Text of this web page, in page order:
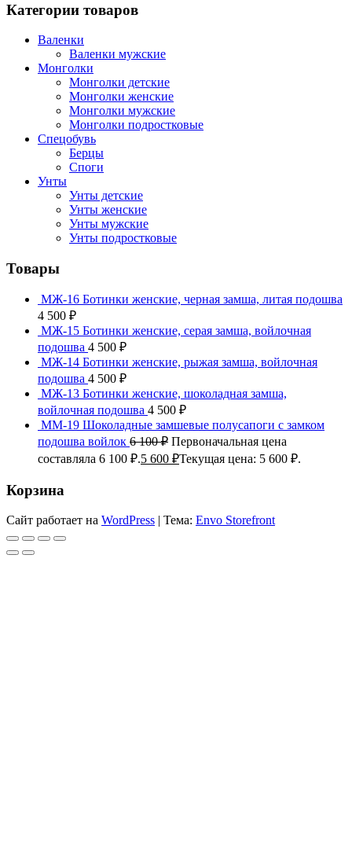
Категории товаров
Валенки
Валенки мужские
Монголки
Монголки детские
Монголки женские
Монголки мужские
Монголки подростковые
Спецобувь
Берцы
Споги
Унты
Унты детские
Унты женские
Унты мужские
Унты подростковые
Товары
МЖ-16 Ботинки женские, черная замша, литая подошва
4 500 ₽
МЖ-15 Ботинки женские, серая замша, войлочная
подошва 4 500 ₽
МЖ-14 Ботинки женские, рыжая замша, войлочная
подошва 4 500 ₽
МЖ-13 Ботинки женские, шоколадная замша,
войлочная подошва 4 500 ₽
ММ-19 Шоколадные замшевые полусапоги с замком
подошва войлок 6 100₽ Первоначальная цена
составляла 6 100 ₽.5 600 ₽Текущая цена: 5 600 ₽.
Корзина
Сайт работает на WordPress | Тема: Envo Storefront